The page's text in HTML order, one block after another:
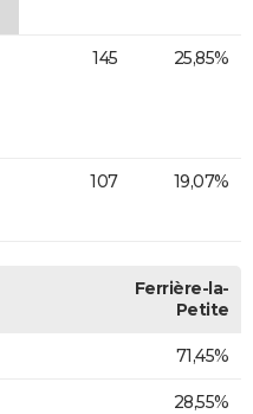
145 25,85%
107 19,07%
Ferrière-la-
Petite
71,45%
28,55%